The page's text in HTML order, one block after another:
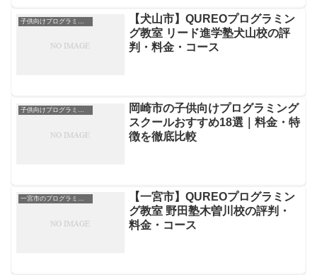
【犬山市】QUREOプログラミン
グ教室 リード進学塾犬山校の評
判・料金・コース
岡崎市の子供向けプログラミング
スクールおすすめ18選｜料金・特
徴を徹底比較
一宮市のプログラミングスクール
【一宮市】QUREOプログラミン
グ教室 野田塾木曽川校の評判・
料金・コース